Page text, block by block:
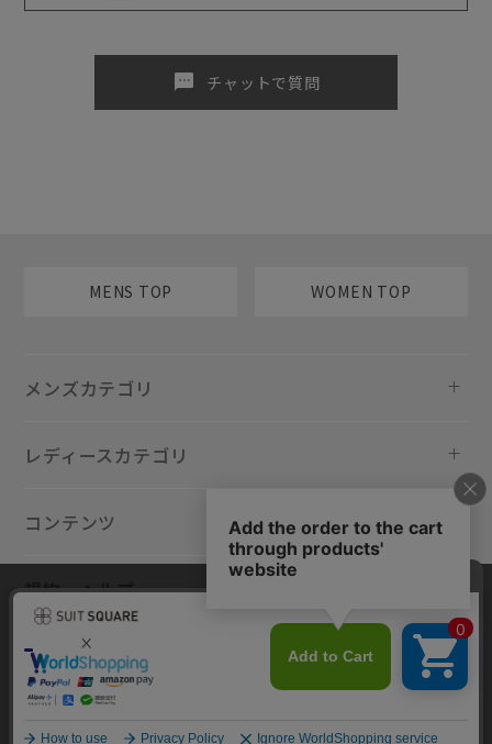
sms チャットで質問
MENS TOP WOMEN TOP
メンズカテゴリ
レディースカテゴリ
コンテンツ
規約・ヘルプ
Copyright © AOYAMA TRADING Co.,Ltd. All Rights Reserved
当サイトでは利用体験の向上およびコンテンツの最適な提供、トラフィ
ックの分析を目的としてCookieを使用しています。サイトの閲覧を継続
された場合、Cookieの利用に同意したものといたします。詳細について
はプライバシーポリシー をご確認ください。
同意して閉じる